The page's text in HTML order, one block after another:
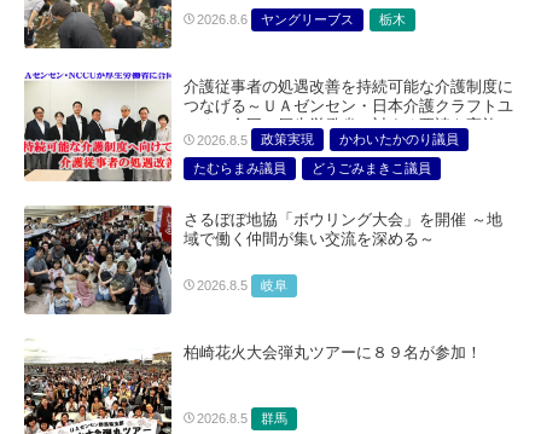
2026.8.6 ヤングリーブス 栃木
介護従事者の処遇改善を持続可能な介護制度に
つなげる～ＵＡゼンセン・日本介護クラフトユ
ニオン合同で厚生労働省に対する要請を実施～
2026.8.5 政策実現
かわいたかのり議員
たむらまみ議員
どうごみまきこ議員
さるぼぼ地協「ボウリング大会」を開催 ～地
域で働く仲間が集い交流を深める～
2026.8.5 岐阜
柏崎花火大会弾丸ツアーに８９名が参加！
2026.8.5 群馬